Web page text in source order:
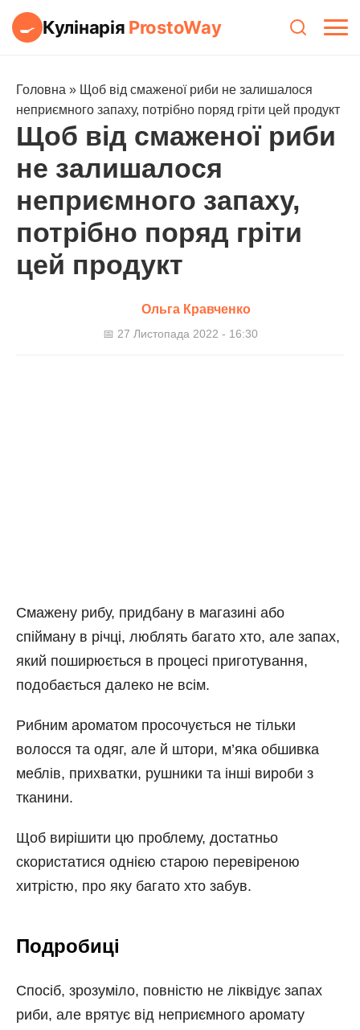
🍳 Кулінарія ProstoWay
Головна » Щоб від смаженої риби не залишалося
неприємного запаху, потрібно поряд гріти цей продукт
Щоб від смаженої риби
не залишалося
неприємного запаху,
потрібно поряд гріти
цей продукт
Ольга Кравченко
📅 27 Листопада 2022 - 16:30
Смажену рибу, придбану в магазині або
спійману в річці, люблять багато хто, але запах,
який поширюється в процесі приготування,
подобається далеко не всім.
Рибним ароматом просочується не тільки
волосся та одяг, але й штори, м’яка обшивка
меблів, прихватки, рушники та інші вироби з
тканини.
Щоб вирішити цю проблему, достатньо
скористатися однією старою перевіреною
хитрістю, про яку багато хто забув.
Подробиці
Спосіб, зрозуміло, повністю не ліквідує запах
риби, але врятує від неприємного аромату